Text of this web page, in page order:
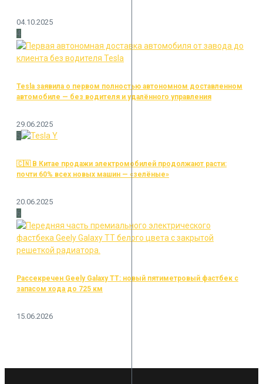
04.10.2025
4
Tesla заявила о первом полностью автономном доставленном
автомобиле — без водителя и удалённого управления
29.06.2025
5
🇨🇳 В Китае продажи электромобилей продолжают расти:
почти 60% всех новых машин — «зелёные»
20.06.2025
6
Рассекречен Geely Galaxy TT: новый пятиметровый фастбек с
запасом хода до 725 км
15.06.2026